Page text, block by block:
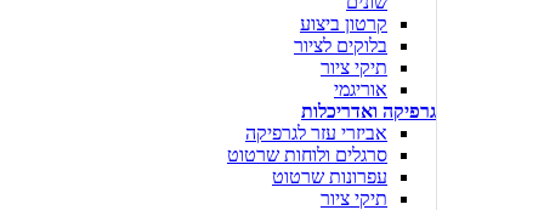
קרטון ביצוע
בלוקים לציור
תיקי ציור
אוריגמי
גרפיקה ואדריכלות
אביזרי עזר לגרפיקה
סרגלים ולוחות שרטוט
עפרונות שרטוט
תיקי ציור